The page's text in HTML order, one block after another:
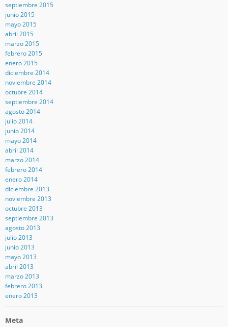
septiembre 2015
junio 2015
mayo 2015
abril 2015
marzo 2015
febrero 2015
enero 2015
diciembre 2014
noviembre 2014
octubre 2014
septiembre 2014
agosto 2014
julio 2014
junio 2014
mayo 2014
abril 2014
marzo 2014
febrero 2014
enero 2014
diciembre 2013
noviembre 2013
octubre 2013
septiembre 2013
agosto 2013
julio 2013
junio 2013
mayo 2013
abril 2013
marzo 2013
febrero 2013
enero 2013
Meta